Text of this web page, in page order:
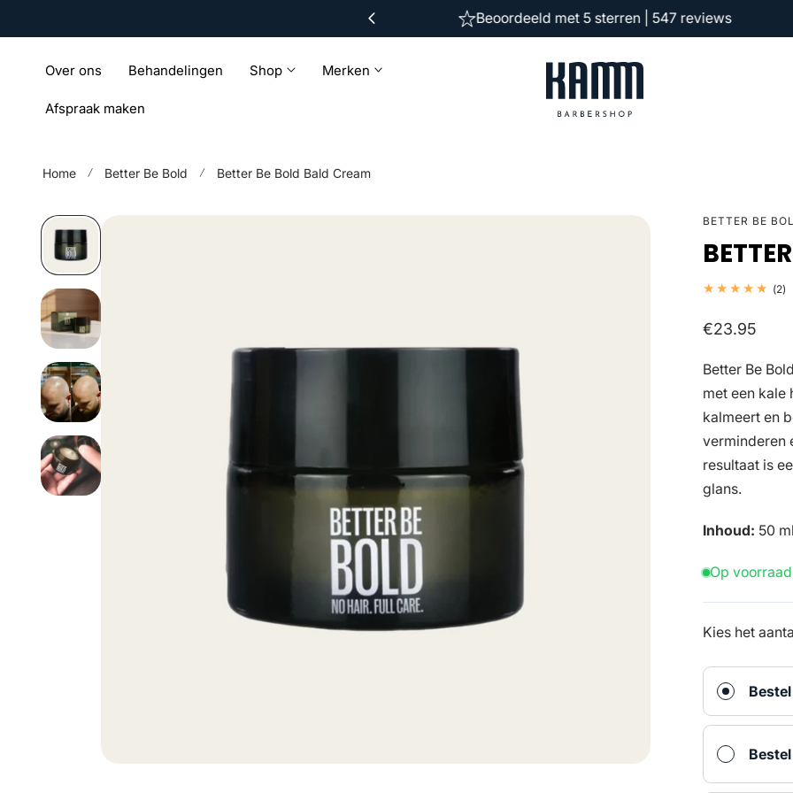
Beoordeeld met 5 sterren | 547 reviews
Over ons Behandelingen Shop Merken
Afspraak maken
Home Better Be Bold Better Be Bold Bald Cream
BETTER BE
(2)
Normale
€23.95
Better Be
met een kale
kalmeert en
verminderen
resultaat is
glans.
Inhoud: 50
Op voorraad
Kies het